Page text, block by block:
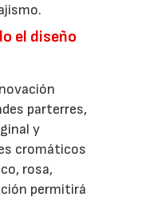
el diseño
parterres,
y
cromáticos
rosa,
permitirá